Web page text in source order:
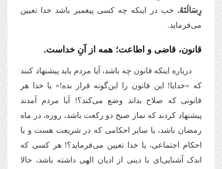
رِسَالَتَهُ. خب در اینکه چه کسی پیغمبر باشد خدا تعیین
می‌فرماید.
قانون، قاضی و اطاعت؛ همه از آنِ خداست.
درباره اینکه قانون چه باشد، آیا مردم باید پیشنهاد کنند
که «خدایا! این قانون را این‌گونه قرار بده!» یا خدا هر
قانونی که صلاح بداند وضع می‌کند؟! آیا مردم آمدند
پیشنهاد کردند که نماز صبح دو رکعت باشد، روزه، در ماه
رمضان باشد، یا سایر احکامی که در شریعت هست و یا
احکام اجتماعی، یا خدا تعیین می‌فرماید؟! هر کسی که
اندک آشنایی‌ای با دینی از ادیان الهی داشته باشد، حالا